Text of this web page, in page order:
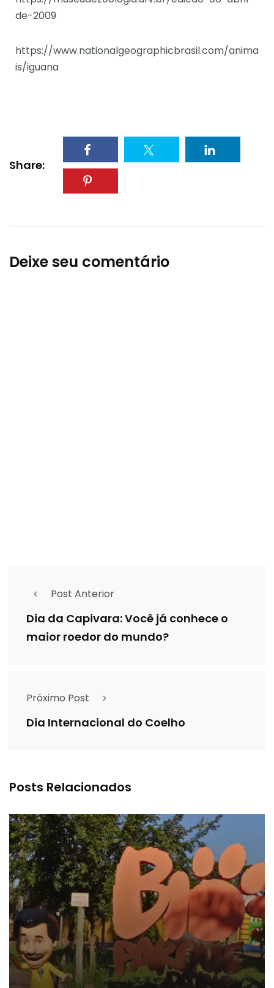
de-2009
https://www.nationalgeographicbrasil.com/anima
is/iguana
Share:
Deixe seu comentário
Post Anterior
Dia da Capivara: Você já conhece o
maior roedor do mundo?
Próximo Post
Dia Internacional do Coelho
Posts Relacionados